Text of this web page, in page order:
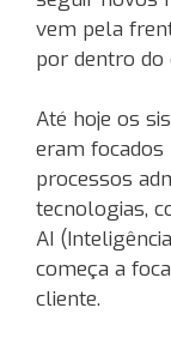
vem pela
por dentro do
Até hoje os
eram focados
processos
tecnologias,
AI
começa a
cliente.